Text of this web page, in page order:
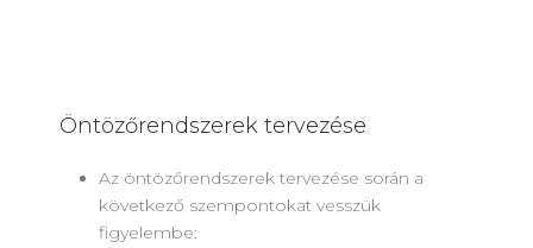
Öntözőrendszerek tervezése
Az öntözőrendszerek tervezése során a
következő szempontokat vesszük
figyelembe: